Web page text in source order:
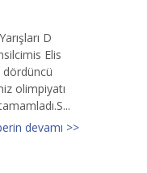
D
Elis
dördüncü
olimpiyatı
devamı >>